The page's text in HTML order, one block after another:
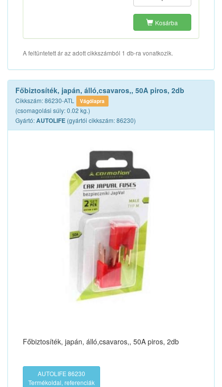
Kosárba
A feltüntetett ár az adott cikkszámból 1 db-ra vonatkozik.
Főbiztosíték, japán, álló,csavaros,, 50A piros, 2db
Cikkszám: 86230-ATL Vágólapra
(csomagolási súly: 0.02 kg.)
Gyártó:AUTOLIFE (gyártói cikkszám: 86230)
Főbiztosíték, japán, álló,csavaros,, 50A piros, 2db
AUTOLIFE 86230
Termékoldal, referenciák